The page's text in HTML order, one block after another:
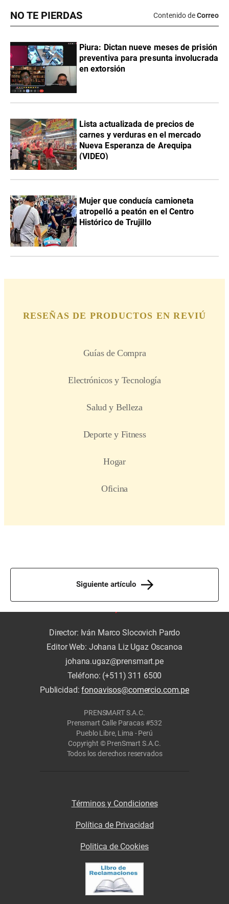
NO TE PIERDAS Contenido deCorreo
Piura: Dictan nueve meses de prisión
preventiva para presunta involucrada
en extorsión
Lista actualizada de precios de
carnes y verduras en el mercado
Nueva Esperanza de Arequipa
(VIDEO)
Mujer que conducía camioneta
atropelló a peatón en el Centro
Histórico de Trujillo
Siguiente artículo
Director: Iván Marco Slocovich Pardo
Editor Web: Johana Liz Ugaz Oscanoa
johana.ugaz@prensmart.pe
Teléfono: (+511) 311 6500
Publicidad:fonoavisos@comercio.com.pe
PRENSMART S.A.C.
Prensmart Calle Paracas #532
Pueblo Libre, Lima - Perú
Copyright © PrenSmart S.A.C.
Todos los derechos reservados
Términos y Condiciones
Política de Privacidad
Politica de Cookies